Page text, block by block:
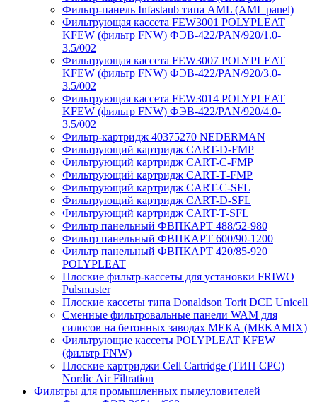
Фильтр-панель Infastaub типа AML (AML panel)
Фильтрующая кассета FEW3001 POLYPLEAT
KFEW (фильтр FNW) ФЭВ-422/PAN/920/1.0-
3.5/002
Фильтрующая кассета FEW3007 POLYPLEAT
KFEW (фильтр FNW) ФЭВ-422/PAN/920/3.0-
3.5/002
Фильтрующая кассета FEW3014 POLYPLEAT
KFEW (фильтр FNW) ФЭВ-422/PAN/920/4.0-
3.5/002
Фильтр-картридж 40375270 NEDERMAN
Фильтрующий картридж CART-D-FMP
Фильтрующий картридж CART-С-FMP
Фильтрующий картридж CART-Т-FMP
Фильтрующий картридж CART-C-SFL
Фильтрующий картридж CART-D-SFL
Фильтрующий картридж CART-T-SFL
Фильтр панельный ФВПКАРТ 488/52-980
Фильтр панельный ФВПКАРТ 600/90-1200
Фильтр панельный ФВПКАРТ 420/85-920
POLYPLEAT
Плоские фильтр-кассеты для установки FRIWO
Pulsmaster
Плоские кассеты типа Donaldson Torit DCE Unicell
Сменные фильтровальные панели WAM для
силосов на бетонных заводах МЕКА (MEKAMIX)
Фильтрующие кассеты POLYPLEAT KFEW
(фильтр FNW)
Плоские картриджи Cell Cartridge (ТИП СРС)
Nordic Air Filtration
Фильтры для промышленных пылеуловителей